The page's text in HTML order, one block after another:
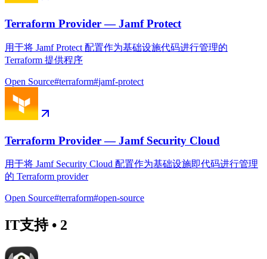
Terraform Provider — Jamf Protect
用于将 Jamf Protect 配置作为基础设施代码进行管理的
Terraform 提供程序
Open Source#terraform#jamf-protect
Terraform Provider — Jamf Security Cloud
用于将 Jamf Security Cloud 配置作为基础设施即代码进行管理
的 Terraform provider
Open Source#terraform#open-source
IT支持• 2